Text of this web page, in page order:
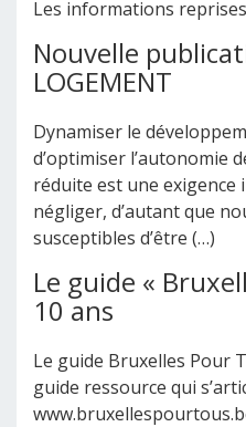
Les informations
Nouvelle
LOGEMENT
Dynamiser le
d’optimiser l’autonomie
réduite est une exigence
négliger, d’autant que
susceptibles d’être (…)
Le guide «
10 ans
Le guide Bruxelles Pour
guide ressource qui